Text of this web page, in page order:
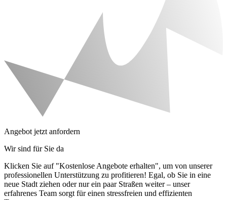
Angebot jetzt anfordern
Wir sind für Sie da
Klicken Sie auf "Kostenlose Angebote erhalten", um von unserer
professionellen Unterstützung zu profitieren! Egal, ob Sie in eine
neue Stadt ziehen oder nur ein paar Straßen weiter – unser
erfahrenes Team sorgt für einen stressfreien und effizienten